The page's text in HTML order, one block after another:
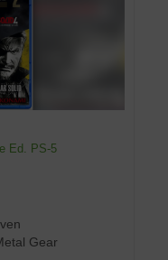
Ed. PS-5
Gear